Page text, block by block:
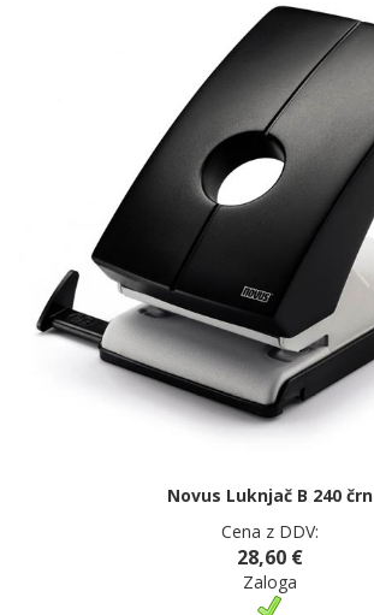
Novus Luknjač B 240 črn
Cena z DDV:
28,60 €
Zaloga